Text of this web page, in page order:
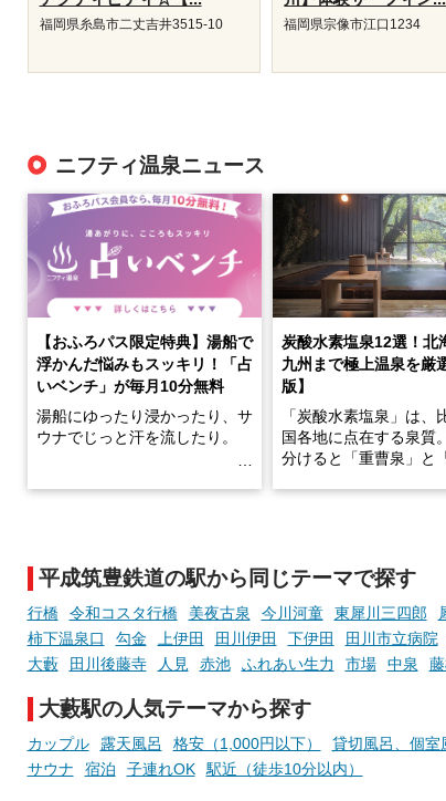
福岡県糸島市二丈吉井3515-10 福岡県宗像市江口1234
ニフティ温泉ニュース
【おふろパス限定特典】湯船で
浮かんだ悩みもスッキリ！「占
いベンチ」が毎月10分無料
湯船にゆったり浸かったり、サ
ウナでじっと汗を流したり。
た「これからのこと」や「ちょ
っとした悩み」が、頭に浮かん
でくることはありませんか？
らこそ向き合える、大切な自分
そんな心のつぶやきを、湯あが
炭酸水素塩泉12選！北
九州まで極上温泉を厳
版】
「炭酸水素塩泉」は、
国各地に点在する泉質
分けると「重曹泉」と
す。
今回は筆者自ら入浴し
ら、日本各地にある炭
泉を12施設セレクト。
しと泉質の良さにこだ
を厳選しました。
平成筑豊鉄道の駅から同じテーマで探す
行橋 令和コスタ行橋 美夜古泉 今川河童 東犀川三四郎
柿下温泉口
勾金 上伊田 田川伊田 下伊田 田川市立病院
大藪
田川後藤寺 人見 赤池 ふれあい生力 市場 中泉
大藪駅の人気テーマから探す
カップル 露天風呂 格安（1,000円以下） 貸切風呂、個室
サウナ
宿泊 子連れOK 駅近（徒歩10分以内）